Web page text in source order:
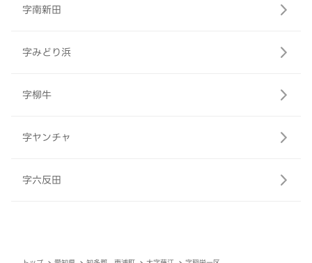
字南新田
字みどり浜
字柳牛
字ヤンチャ
字六反田